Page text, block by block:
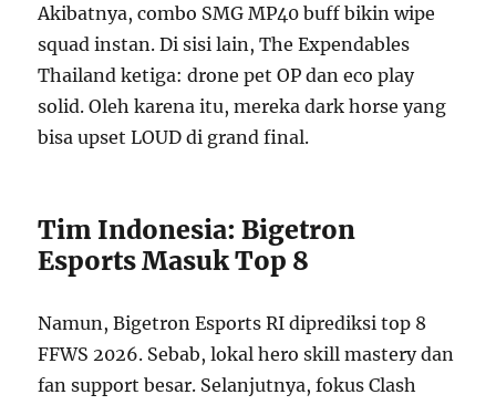
Akibatnya, combo SMG MP40 buff bikin wipe
squad instan. Di sisi lain, The Expendables
Thailand ketiga: drone pet OP dan eco play
solid. Oleh karena itu, mereka dark horse yang
bisa upset LOUD di grand final.
Tim Indonesia: Bigetron
Esports Masuk Top 8
Namun, Bigetron Esports RI diprediksi top 8
FFWS 2026. Sebab, lokal hero skill mastery dan
fan support besar. Selanjutnya, fokus Clash